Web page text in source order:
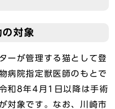
対象
ーが管理する猫として登
病院指定獣医師のもとで
和8年4月1日以降は手術
対象です。なお、川崎市